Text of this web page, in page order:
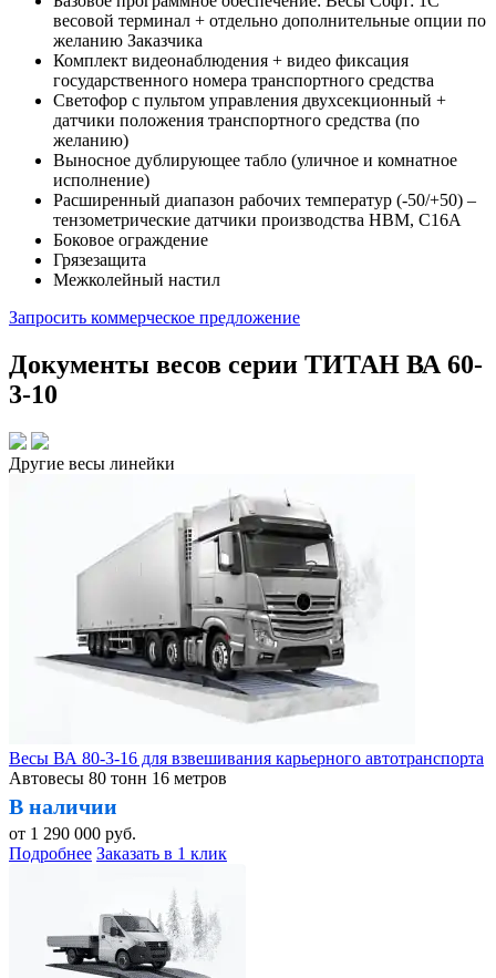
весовой терминал + отдельно дополнительные опции по
желанию Заказчика
Комплект видеонаблюдения + видео фиксация
государственного номера транспортного средства
Светофор с пультом управления двухсекционный +
датчики положения транспортного средства (по
желанию)
Выносное дублирующее табло (уличное и комнатное
исполнение)
Расширенный диапазон рабочих температур (-50/+50) –
тензометрические датчики производства HBM, C16A
Боковое ограждение
Грязезащита
Межколейный настил
Запросить коммерческое предложение
Документы весов серии ТИТАН ВА 60-
3-10
Другие весы линейки
Весы ВА 80-3-16 для взвешивания карьерного автотранспорта
Автовесы 80 тонн 16 метров
В наличии
от 1 290 000 руб.
Подробнее Заказать в 1 клик